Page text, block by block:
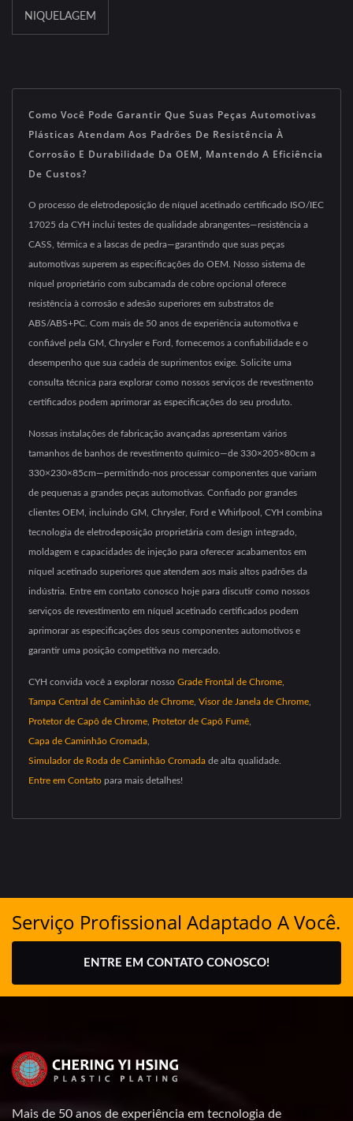
NIQUELAGEM
Como Você Pode Garantir Que Suas Peças Automotivas
Plásticas Atendam Aos Padrões De Resistência À
Corrosão E Durabilidade Da OEM, Mantendo A Eficiência
De Custos?
O processo de eletrodeposição de níquel acetinado certificado ISO/IEC
17025 da CYH inclui testes de qualidade abrangentes—resistência a
CASS, térmica e a lascas de pedra—garantindo que suas peças
automotivas superem as especificações do OEM. Nosso sistema de
níquel proprietário com subcamada de cobre opcional oferece
resistência à corrosão e adesão superiores em substratos de
ABS/ABS+PC. Com mais de 50 anos de experiência automotiva e
confiável pela GM, Chrysler e Ford, fornecemos a confiabilidade e o
desempenho que sua cadeia de suprimentos exige. Solicite uma
consulta técnica para explorar como nossos serviços de revestimento
certificados podem aprimorar as especificações do seu produto.
Nossas instalações de fabricação avançadas apresentam vários
tamanhos de banhos de revestimento químico—de 330×205×80cm a
330×230×85cm—permitindo-nos processar componentes que variam
de pequenas a grandes peças automotivas. Confiado por grandes
clientes OEM, incluindo GM, Chrysler, Ford e Whirlpool, CYH combina
tecnologia de eletrodeposição proprietária com design integrado,
moldagem e capacidades de injeção para oferecer acabamentos em
níquel acetinado superiores que atendem aos mais altos padrões da
indústria. Entre em contato conosco hoje para discutir como nossos
serviços de revestimento em níquel acetinado certificados podem
aprimorar as especificações dos seus componentes automotivos e
garantir uma posição competitiva no mercado.
CYH convida você a explorar nosso Grade Frontal de Chrome
Tampa Central de Caminhão de Chrome Visor de Janela de Chrome
Protetor de Capô de Chrome Protetor de Capô Fumê
Capa de Caminhão Cromada
Simulador de Roda de Caminhão Cromada de alta qualidade.
Entre em Contato para mais detalhes!
Serviço Profissional Adaptado A Você.
ENTRE EM CONTATO CONOSCO!
Mais de 50 anos de experiência em tecnologia de